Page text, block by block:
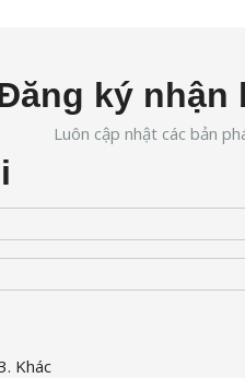
ký nhận
Luôn cập nhật các bản
Khác